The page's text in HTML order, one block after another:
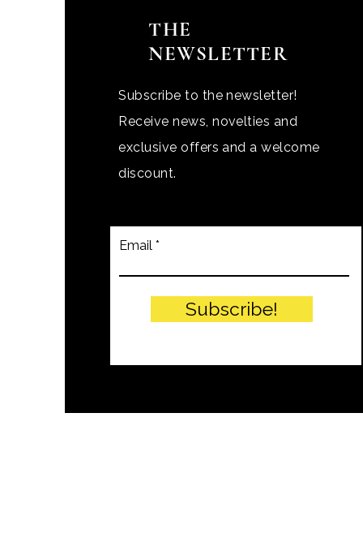
THE
NEWSLETTER
Subscribe to the newsletter!
Receive news, novelties and
exclusive offers and a welcome
discount.
Email
Subscribe!